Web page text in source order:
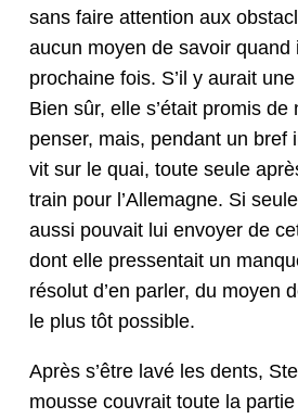
sans faire atten­tion aux
aucun moyen de savoir quand
prochaine fois. S’il y aurait
Bien sûr, elle s’é­tait promis de
penser, mais, pen­dant un bref
vit sur le quai, toute seule
train pour l’Alle­magne. Si
aus­si pou­vait lui envoy­er de
dont elle pressen­tait un
réso­lut d’en par­ler, du moyen
le plus tôt possible.
Après s’être lavé les dents,
mousse cou­vrait toute la